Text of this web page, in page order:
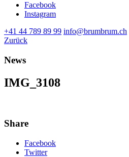
Facebook
Instagram
+41 44 789 89 99 info@brumbrum.ch
Zurück
News
IMG_3108
Share
Facebook
Twitter